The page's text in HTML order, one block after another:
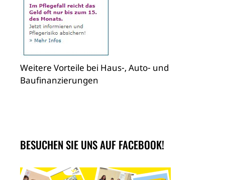
Weitere Vorteile bei Haus-, Auto- und
Baufinanzierungen
BESUCHEN SIE UNS AUF FACEBOOK!